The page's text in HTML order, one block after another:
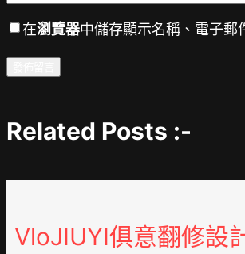
在瀏覽器中儲存顯示名稱、電子郵
Related Posts :-
VloJIUYI俱意翻修設